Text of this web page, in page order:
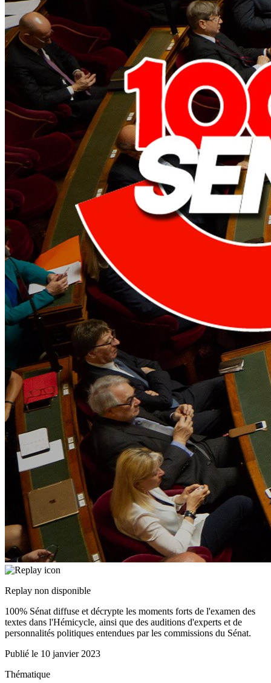
Replay non disponible
100% Sénat diffuse et décrypte les moments forts de l'examen des
textes dans l'Hémicycle, ainsi que des auditions d'experts et de
personnalités politiques entendues par les commissions du Sénat.
Publié le 10 janvier 2023
Thématique